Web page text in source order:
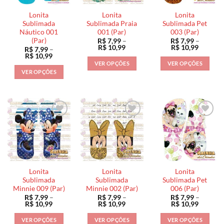
ser
escolhidas
na
página
do
produto
ser
escolhidas
na
página
do
produto
ser
escolhidas
na
página
do
produto
Lonita
Sublimada
Náutico 001
(Par)
R$7,99 –
R$ 10,99Faixa
preço:
R$ 7,99
através
VER OPÇÕES
tem
várias
variantes.
As
opções
podem
ser
escolhidas
na
página
do
produto
Lonita
Sublimada Praia
001 (Par)
R$7,99 –
R$ 10,99Faixa
preço:
R$ 7,99
através
VER OPÇÕES
várias
variantes.
As
opções
podem
ser
escolhidas
na
página
do
produto
Lonita
Sublimada Pet
003 (Par)
R$7,99 –
R$ 10,99Faixa
preço:
R$ 7,99
através
VER OPÇÕES
várias
variantes.
As
opções
podem
ser
escolhidas
na
página
do
produto
Lonita
Sublimada
Minnie 009 (Par)
R$7,99 –
R$ 10,99Faixa
preço:
VER OPÇÕES
Lonita
Sublimada
Minnie 002 (Par)
R$7,99 –
R$ 10,99Faixa
preço:
VER OPÇÕES
Lonita
Sublimada Pet
006 (Par)
R$7,99 –
R$ 10,99Faixa
preço:
VER OPÇÕES